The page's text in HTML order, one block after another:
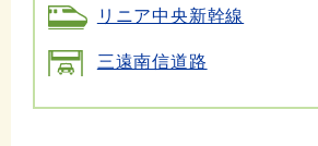
リニア中央新幹線
三遠南信道路